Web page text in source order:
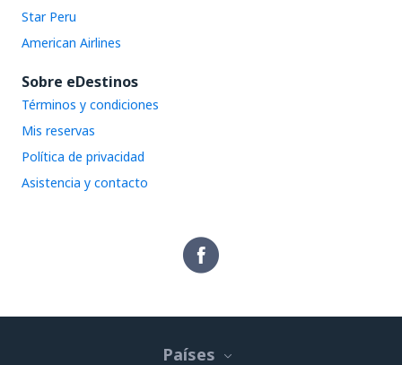
Star Peru
American Airlines
Sobre eDestinos
Términos y condiciones
Mis reservas
Política de privacidad
Asistencia y contacto
Países